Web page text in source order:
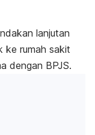
lanjutan
ke rumah sakit
dengan BPJS.